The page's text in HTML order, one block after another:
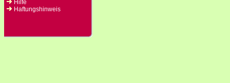
Hilfe
Haftungshinweis